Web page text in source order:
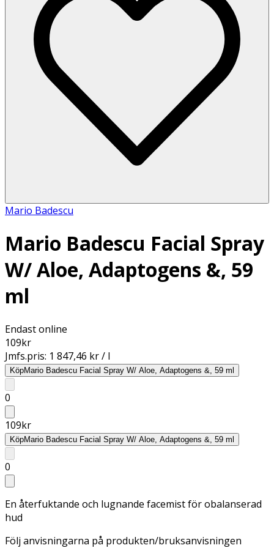
Mario Badescu
Mario Badescu Facial Spray
W/ Aloe, Adaptogens &, 59
ml
Endast online
109kr
Jmfs.pris: 1 847,46 kr / l
KöpMario Badescu Facial Spray W/ Aloe, Adaptogens &, 59 ml
0
109kr
KöpMario Badescu Facial Spray W/ Aloe, Adaptogens &, 59 ml
0
En återfuktande och lugnande facemist för obalanserad
hud
Följ anvisningarna på produkten/bruksanvisningen